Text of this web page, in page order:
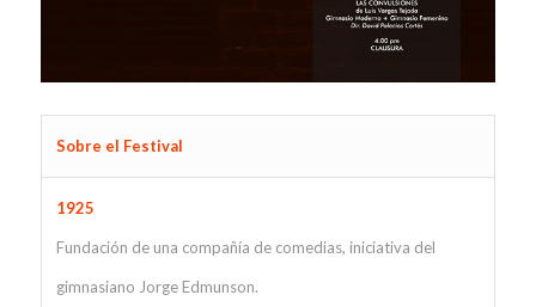
Sobre el Festival
1925
Fundación de una compañía de comedias, iniciativa del
gimnasiano Jorge Edmunson.